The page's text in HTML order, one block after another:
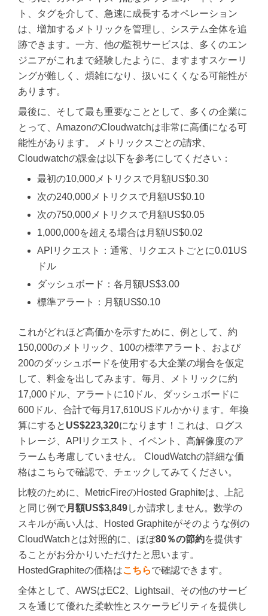
ト、タグを介して、急速に成長するオペレーション
は、増加するメトリックを管理し、システム全体を追
跡できます。一方、他の監視サービスは、多くのエン
ジニアがこれまで経験したように、ますますスケーリ
ングが難しく、煩雑になり、扱いにくくなる可能性が
あります。
最後に、そして最も重要なこととして、多くの企業に
とって、AmazonのCloudwatchは非常に高価になる可
能性があります。 メトリックスごとの請求、
Cloudwatchの課金は以下を参考にしてください：
最初の10,000メトリクスで月額US$0.30
次の240,000メトリクスで月額US$0.10
次の750,000メトリクスで月額US$0.05
1,000,000を超える場合は月額US$0.02
APIリクエスト：通常、リクエストごとに0.01US
ドル
ダッシュボード：各月額US$3.00
標準アラート：月額US$0.10
これがどれほど高価かを示すために、例として、約
150,000のメトリック、100の標準アラート、および
200のダッシュボードを使用する大企業の場合を仮定
して、料金を出してみます。毎月、メトリックに約
17,000ドル、アラートに10ドル、ダッシュボードに
600ドル、合計で毎月17,610USドルかかります。年換
算にすると US$223,320になります！これは、ログス
トレージ、APIリクエスト、イベント、高解像度のア
ラームも考慮していません。 CloudWatchの詳細な価
格はこちらで確認で、チェックしてみてください。
比較のために、MetricFireのHosted Graphiteは、上記
と同じ例で月額US$3,849しか請求しません。数学の
スキルが高い人は、Hosted Graphiteがそのような例の
CloudWatchとは対照的に、ほぼ80％の節約を提供す
ることがお分かりいただけたと思います。
HostedGraphiteの価格はこちらで確認できます。
全体として、AWSはEC2、Lightsail、その他のサービ
スを通じて優れた柔軟性とスケーラビリティを提供し